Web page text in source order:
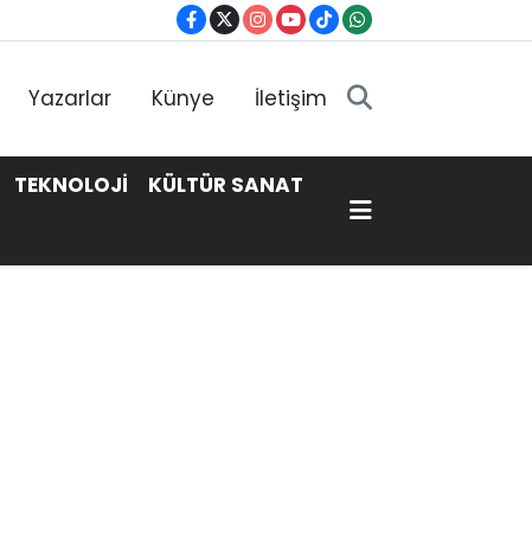
Yazarlar Künye İletişim
TEKNOLOJİ
KÜLTÜR SANAT